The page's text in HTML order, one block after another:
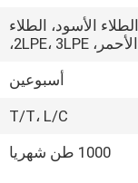
الأسود، الطلاء
الأحمر، 2LPE، 3LPE،
أسبوعين
T/T، L/C
1000 طن شهريا